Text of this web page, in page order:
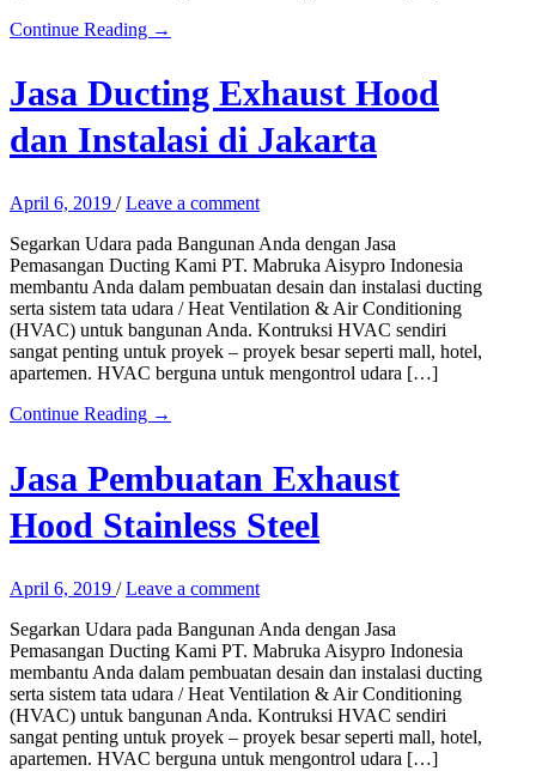
Continue Reading →
Jasa Ducting Exhaust Hood
dan Instalasi di Jakarta
April 6, 2019 /Leave a comment
Segarkan Udara pada Bangunan Anda dengan Jasa
Pemasangan Ducting Kami PT. Mabruka Aisypro Indonesia
membantu Anda dalam pembuatan desain dan instalasi ducting
serta sistem tata udara / Heat Ventilation & Air Conditioning
(HVAC) untuk bangunan Anda. Kontruksi HVAC sendiri
sangat penting untuk proyek – proyek besar seperti mall, hotel,
apartemen. HVAC berguna untuk mengontrol udara […]
Continue Reading →
Jasa Pembuatan Exhaust
Hood Stainless Steel
April 6, 2019 /Leave a comment
Segarkan Udara pada Bangunan Anda dengan Jasa
Pemasangan Ducting Kami PT. Mabruka Aisypro Indonesia
membantu Anda dalam pembuatan desain dan instalasi ducting
serta sistem tata udara / Heat Ventilation & Air Conditioning
(HVAC) untuk bangunan Anda. Kontruksi HVAC sendiri
sangat penting untuk proyek – proyek besar seperti mall, hotel,
apartemen. HVAC berguna untuk mengontrol udara […]